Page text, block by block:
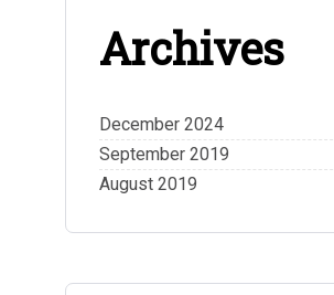
Archives
December 2024
September 2019
August 2019